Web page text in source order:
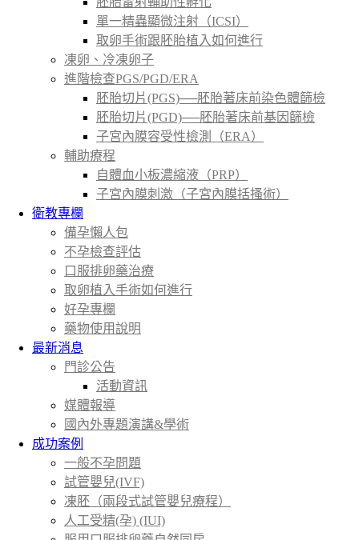
單一精蟲顯微注射（ICSI）
取卵手術跟胚胎植入如何進行
凍卵、冷凍卵子
進階檢查PGS/PGD/ERA
胚胎切片(PGS)──胚胎著床前染色體篩檢
胚胎切片(PGD)──胚胎著床前基因篩檢
子宮內膜容受性檢測（ERA）
輔助療程
自體血小板濃縮液（PRP）
子宮內膜刺激（子宮內膜括搔術）
衛教專欄
備孕懶人包
不孕檢查評估
口服排卵藥治療
取卵植入手術如何進行
好孕專欄
藥物使用說明
最新消息
門診公告
活動資訊
媒體報導
國內外專題演講&學術
成功案例
一般不孕問題
試管嬰兒(IVF)
凍胚（兩段式試管嬰兒療程）
人工受精(孕) (IUI)